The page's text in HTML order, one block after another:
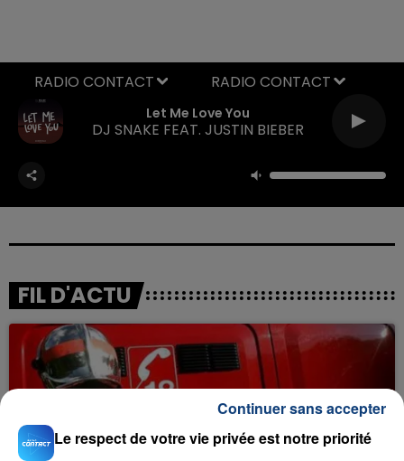
Dance
SLAYYYTER
RADIO CONTACT
FIL D'ACTU
Le respect de votre vie privée est notre priorité
Continuer sans accepter